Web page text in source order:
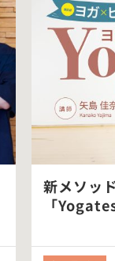
新メソッ
「